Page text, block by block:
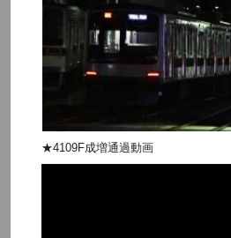
★4109F成増通過動画